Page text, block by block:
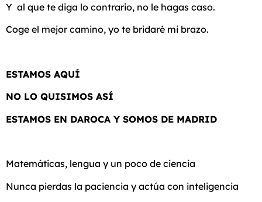
Y al que te diga lo contrario, no le hagas caso.
Coge el mejor camino, yo te bridaré mi brazo.
ESTAMOS AQUÍ
NO LO QUISIMOS ASÍ
ESTAMOS EN DAROCA Y SOMOS DE MADRID
Matemáticas, lengua y un poco de ciencia
Nunca pierdas la paciencia y actúa con inteligencia